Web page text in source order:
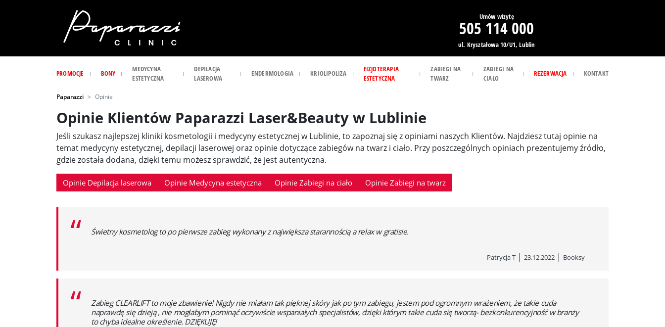
Umów wizytę
505 114 000
ul. Kryształowa 10/U1, Lublin
PROMOCJE BONY
MEDYCYNA
ESTETYCZNA
DEPILACJA
LASEROWA
ENDERMOLOGIA KRIOLIPOLIZA
FIZJOTERAPIA
ESTETYCZNA
ZABIEGI NA
TWARZ
ZABIEGI NA
CIAŁO
REZERWACJA KONTAKT
Paparazzi Opinie
Opinie Klientów Paparazzi Laser&Beauty w Lublinie
Jeśli szukasz najlepszej kliniki kosmetologii i medycyny estetycznej w Lublinie, to zapoznaj się z opiniami naszych Klientów. Najdziesz tutaj opinie na
temat medycyny estetycznej, depilacji laserowej oraz opinie dotyczące zabiegów na twarz i ciało. Przy poszczególnych opiniach prezentujemy źródło,
gdzie została dodana, dzięki temu możesz sprawdzić, że jest autentyczna.
Opinie Depilacja laserowa Opinie Medycyna estetyczna Opinie Zabiegi na ciało Opinie Zabiegi na twarz
“ Świetny kosmetolog to po pierwsze zabieg wykonany z największa starannością a relax w gratisie.
Patrycja T | 23.12.2022 | Booksy
“
Zabieg CLEARLIFT to moje zbawienie! Nigdy nie miałam tak pięknej skóry jak po tym zabiegu, jestem pod ogromnym wrażeniem, że takie cuda
naprawdę się dzieją , nie mogłabym pominąć oczywiście wspaniałych specjalistów, dzięki którym takie cuda się tworzą- bezkonkurencyjność w branży
to chyba idealne określenie. DZIĘKUJĘ!